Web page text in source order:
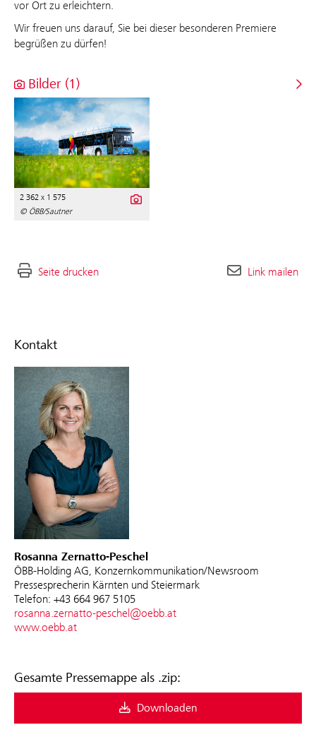
Kontakt
Rosanna Zernatto-Peschel
ÖBB-Holding AG, Konzernkommunikation/Newsroom
Pressesprecherin Kärnten und Steiermark
Telefon: +43 664 967 5105
rosanna.zernatto-peschel@oebb.at
www.oebb.at
Gesamte Pressemappe als .zip:
Downloaden
vor Ort zu erleichtern.
Wir freuen uns darauf, Sie bei dieser besonderen Premiere
begrüßen zu dürfen!
Bilder (1)
2 362 x 1 575
© ÖBB/Sautner
Seite drucken Link mailen